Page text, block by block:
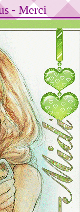
- Merci